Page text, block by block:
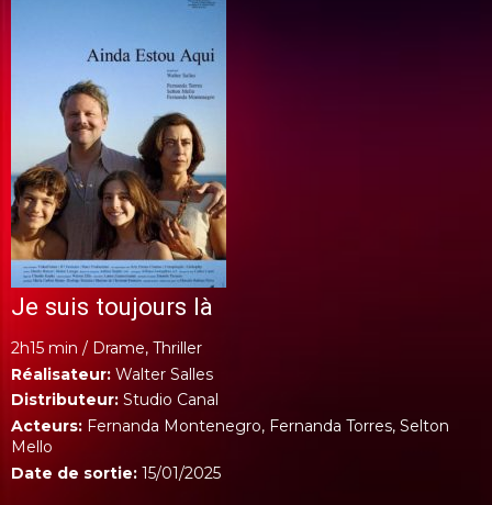
Je suis toujours là
2h15 min / Drame, Thriller
Réalisateur: Walter Salles
Distributeur: Studio Canal
Acteurs: Fernanda Montenegro, Fernanda Torres, Selton
Mello
Date de sortie: 15/01/2025